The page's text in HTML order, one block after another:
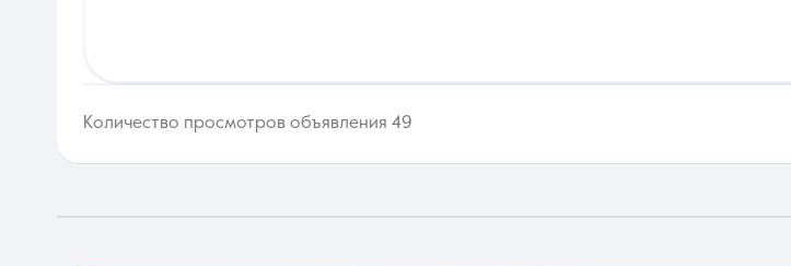
Количество просмотров объявления 49